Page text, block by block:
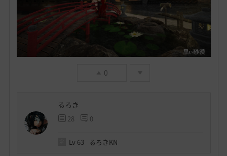
0
るろき
28 0
Lv 63 るろきKN